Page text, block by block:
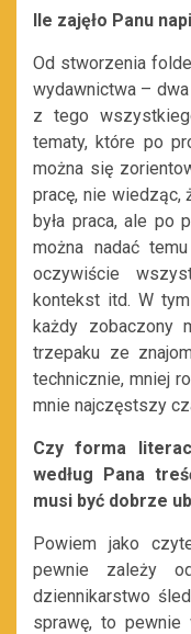
Ile zajęło Panu
Od stworzenia
wydawnictwa –
z tego
tematy, które po
można się
pracę, nie wiedząc,
była praca, ale po
można nadać
oczywiście
kontekst itd. W
każdy zobaczony
trzepaku ze
technicznie, mniej
mnie najczęstszy
Czy forma
według Pana
musi być dobrze
Powiem jako
pewnie zależy
dziennikarstwo
sprawę, to pewnie